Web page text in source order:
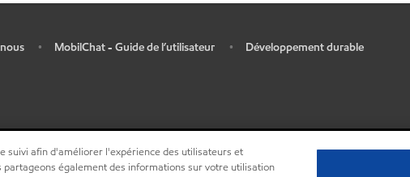
• MobilChat - Guide de l’utilisateur • Développement durable
suivi afin d'améliorer l'expérience des utilisateurs et
également des informations sur votre utilisation